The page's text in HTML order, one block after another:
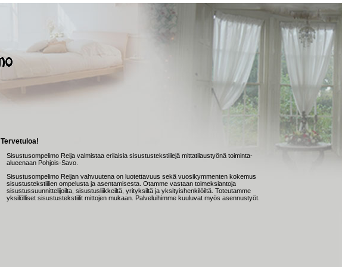
Tervetuloa!
Sisustusompelimo Reija valmistaa erilaisia sisustustekstiilejä mittatilaustyönä toiminta-
alueenaan Pohjois-Savo.
Sisustusompelimo Reijan vahvuutena on luotettavuus sekä vuosikymmenten kokemus
sisustustekstiilien ompelusta ja asentamisesta. Otamme vastaan toimeksiantoja
sisustussuunnittelijoilta, sisustusliikkeiltä, yrityksiltä ja yksityishenkilöiltä. Toteutamme
yksilölliset sisustustekstiilit mittojen mukaan. Palveluihimme kuuluvat myös asennustyöt.